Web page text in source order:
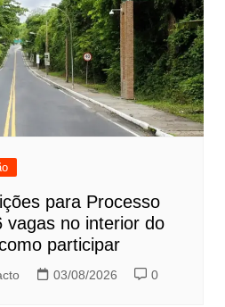
para Processo
vagas no interior do
participar
03/08/2026 0